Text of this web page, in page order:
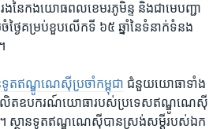
រង​នៃ​កង​យោធ​ពល​ខេមរ​ភូមិន្ទ ​និង​ជា​មេ​បញ្ជា​
ងៃ​គម្រប់​ខួប​លើក​ទី ​៦៥ ​ឆ្នាំ​នៃ​ទំនាក់​ទំនង​
ត​ឥណ្ឌូណេស៊ី​ប្រចាំ​កម្ពុជា ​ ជំនួយ​យោធា​ទាំង​
ត​ឧបករណ៍​យោធា​របស់​ប្រទេស​ឥណ្ឌូណេស៊ី
ស្ថានទូត​ឥណ្ឌូណេស៊ី​បាន​ស្រង់​សម្តី​របស់​ឯក​